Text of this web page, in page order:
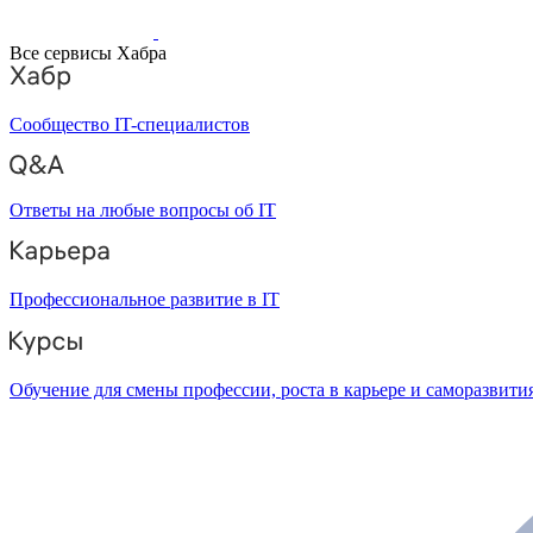
Все сервисы Хабра
Сообщество IT-специалистов
Ответы на любые вопросы об IT
Профессиональное развитие в IT
Обучение для смены профессии, роста в карьере и